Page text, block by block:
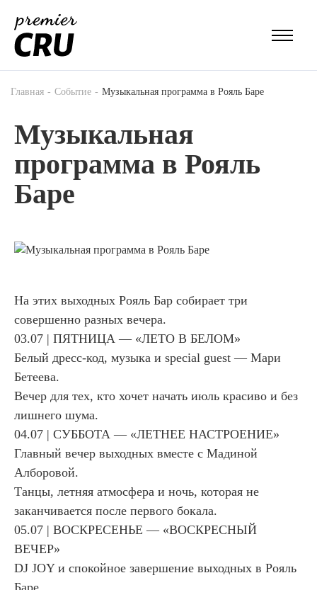
Главная Событие Музыкальная программа в Рояль Баре
Музыкальная
программа в Рояль
Баре
На этих выходных Рояль Бар собирает три
совершенно разных вечера.
03.07 | ПЯТНИЦА — «ЛЕТО В БЕЛОМ»
Белый дресс-код, музыка и special guest — Мари
Бетеева.
Вечер для тех, кто хочет начать июль красиво и без
лишнего шума.
04.07 | СУББОТА — «ЛЕТНЕЕ НАСТРОЕНИЕ»
Главный вечер выходных вместе с Мадиной
Алборовой.
Танцы, летняя атмосфера и ночь, которая не
заканчивается после первого бокала.
05.07 | ВОСКРЕСЕНЬЕ — «ВОСКРЕСНЫЙ
ВЕЧЕР»
DJ JOY и спокойное завершение выходных в Рояль
Баре.